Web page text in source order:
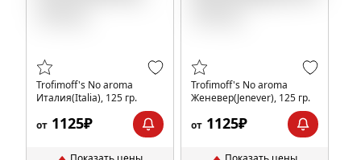
Trofimoff's No aroma
Италия(Italia), 125 гр.
от 1125₽
Trofimoff's No aroma
Женевер(Jenever), 125 гр.
от 1125₽